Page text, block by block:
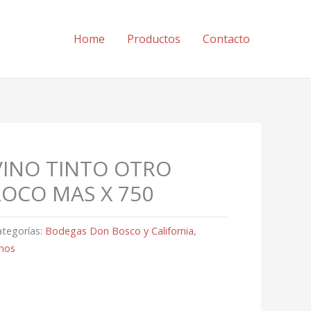
Home Productos Contacto
TINTO OTRO
MAS X 750
Bodegas Don Bosco y California,